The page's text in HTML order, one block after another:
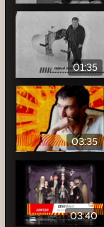
01:35
03:35
03:40